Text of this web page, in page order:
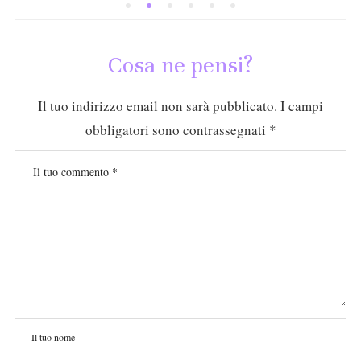
Cosa ne pensi?
Il tuo indirizzo email non sarà pubblicato. I campi
obbligatori sono contrassegnati *